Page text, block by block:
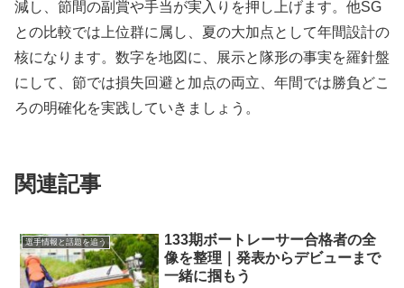
減し、節間の副賞や手当が実入りを押し上げます。他SG
との比較では上位群に属し、夏の大加点として年間設計の
核になります。数字を地図に、展示と隊形の事実を羅針盤
にして、節では損失回避と加点の両立、年間では勝負どこ
ろの明確化を実践していきましょう。
関連記事
選手情報と話題を追う
133期ボートレーサー合格者の全
像を整理｜発表からデビューまで
一緒に掴もう